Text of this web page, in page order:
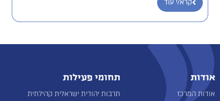
קרא/י עוד
אודות
אודות המרכז
תחומי פעילות
תרבות יהודית ישראלית קהילתית